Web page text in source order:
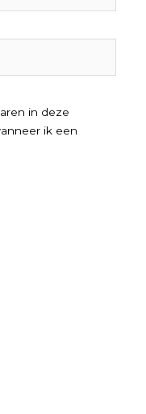
in deze
ik een